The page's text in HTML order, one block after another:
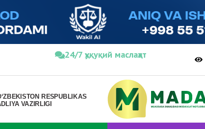
24/7 ҳуқуқий маслаҳат